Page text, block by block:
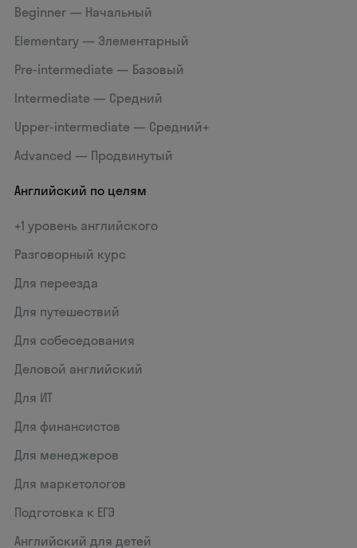
Beginner — Начальный
Elementary — Элементарный
Pre-intermediate — Базовый
Intermediate — Средний
Upper-intermediate — Средний+
Advanced — Продвинутый
Английский по целям
+1 уровень английского
Разговорный курс
Для переезда
Для путешествий
Для собеседования
Деловой английский
Для ИТ
Для финансистов
Для менеджеров
Для маркетологов
Подготовка к ЕГЭ
Английский для детей